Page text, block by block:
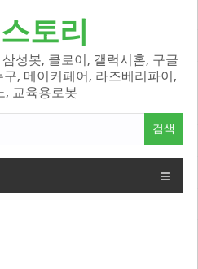
토리
성봇, 클로이, 갤럭시홈, 구글
, 메이커페어, 라즈베리파이,
, 교육용로봇